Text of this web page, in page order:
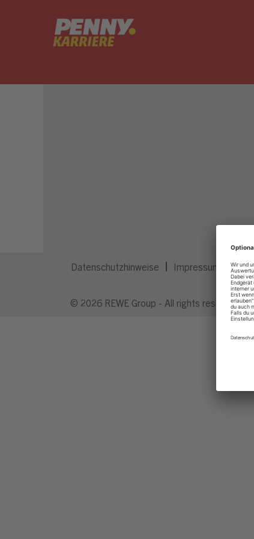
Datenschutzhinweise Impressum
© 2026 REWE Group - All rights reserved